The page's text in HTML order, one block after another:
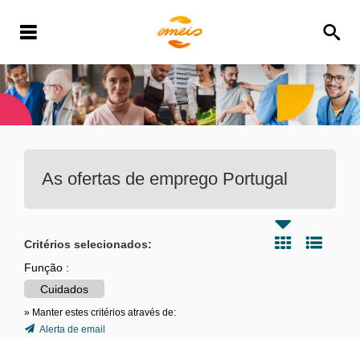
As ofertas de emprego Portugal
Critérios selecionados:
Função :
Cuidados
» Manter estes critérios através de:
Alerta de email